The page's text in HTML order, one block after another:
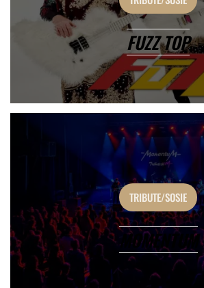
FUZZ TOP
TRIBUTE/SOSIE
MOMENTUM